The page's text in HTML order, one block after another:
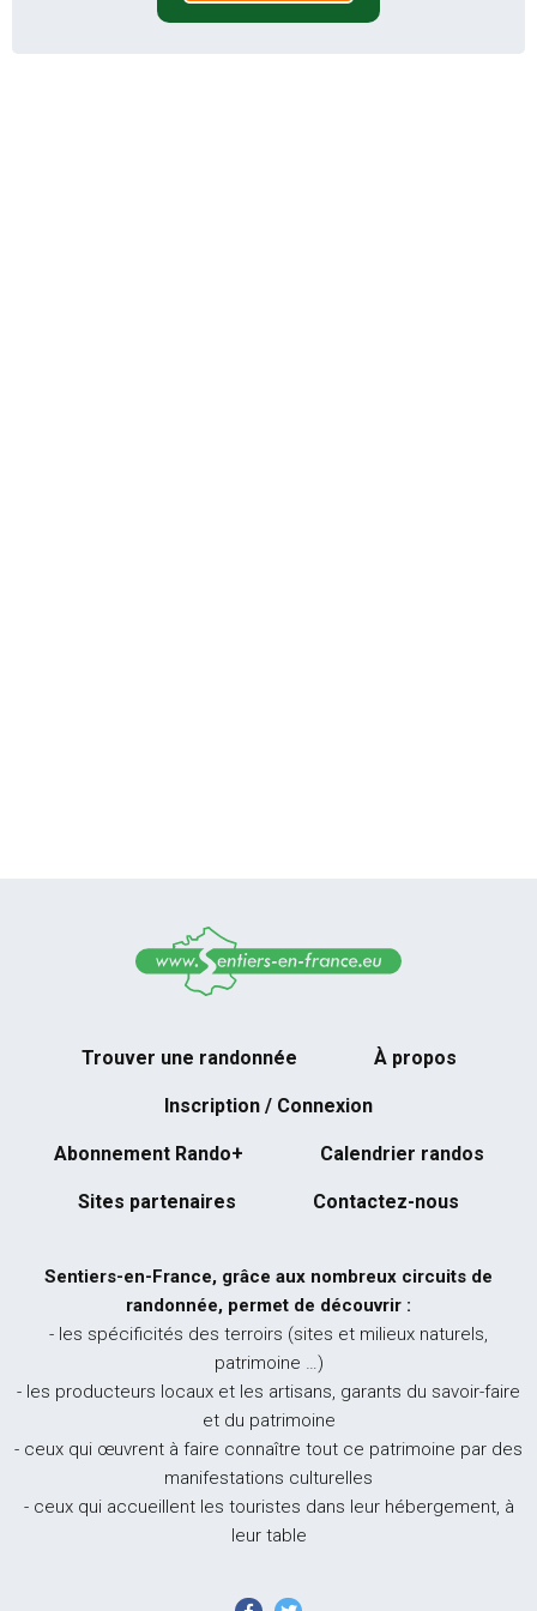
Trouver une randonnée À propos
Inscription / Connexion
Abonnement Rando+ Calendrier randos
Sites partenaires Contactez-nous
Sentiers-en-France, grâce aux nombreux circuits de
randonnée, permet de découvrir :
- les spécificités des terroirs (sites et milieux naturels,
patrimoine …)
- les producteurs locaux et les artisans, garants du savoir-faire
et du patrimoine
- ceux qui œuvrent à faire connaître tout ce patrimoine par des
manifestations culturelles
- ceux qui accueillent les touristes dans leur hébergement, à
leur table